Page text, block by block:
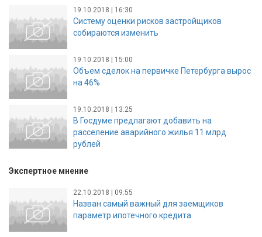
19.10.2018 | 16:30
Систему оценки рисков застройщиков
собираются изменить
19.10.2018 | 15:00
Объем сделок на первичке Петербурга вырос
на 46%
19.10.2018 | 13:25
В Госдуме предлагают добавить на
расселение аварийного жилья 11 млрд
рублей
Экспертное мнение
22.10.2018 | 09:55
Назван самый важный для заемщиков
параметр ипотечного кредита